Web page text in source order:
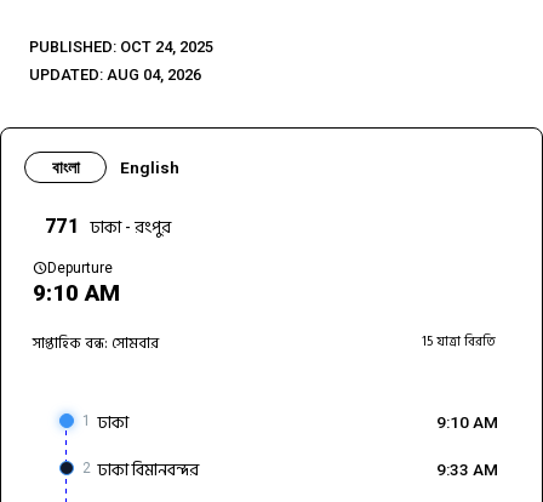
PUBLISHED: OCT 24, 2025
UPDATED: AUG 04, 2026
বাংলা English
771 ঢাকা - রংপুর
scheduleDepurture
9:10 AM
সাপ্তাহিক বন্ধ: সোমবার 15 যাত্রা বিরতি
1 ঢাকা 9:10 AM
2 ঢাকা বিমানবন্দর 9:33 AM